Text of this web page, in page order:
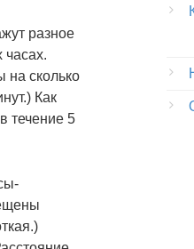
разное
часах.
на сколько
Как
течение 5